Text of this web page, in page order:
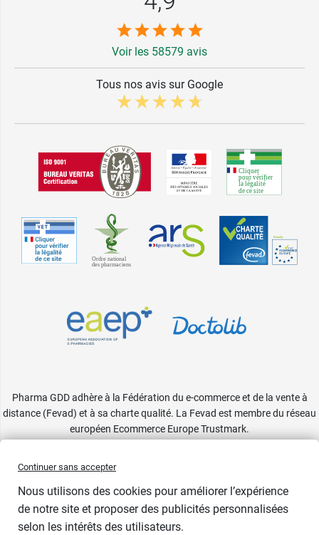
Voir les 58579 avis
Tous nos avis sur Google
Pharma GDD adhère à la Fédération du e-commerce et de la vente à
distance (Fevad) et à sa charte qualité. La Fevad est membre du réseau
européen Ecommerce Europe Trustmark.
Continuer sans accepter
Nous utilisons des cookies pour améliorer l’expérience
de notre site et proposer des publicités personnalisées
selon les intérêts des utilisateurs.